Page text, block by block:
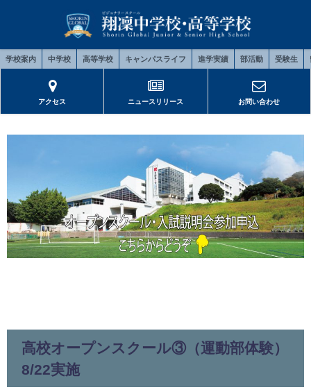
学校案内 中学校 高等学校 キャンパスライフ 進学実績 部活動 受験生
アクセス ニュースリリース お問い合わせ
高校オープンスクール③（運動部体験）
8/22実施